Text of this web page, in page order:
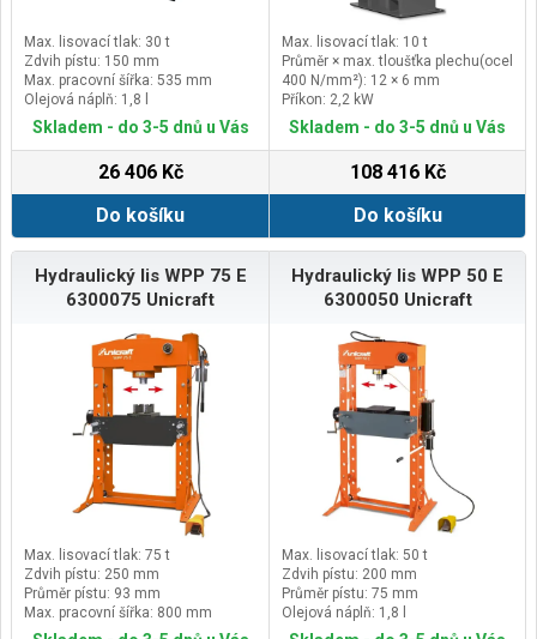
Max. lisovací tlak: 30 t
Zdvih pístu: 150 mm
Max. pracovní šířka: 535 mm
Olejová náplň: 1,8 l
Skladem - do 3-5 dnů u Vás
26 406 Kč
Do košíku
Max. lisovací tlak: 10 t
Průměr × max. tloušťka plechu(ocel
400 N/mm²): 12 × 6 mm
Příkon: 2,2 kW
Elektrické připojení: 400 V
Skladem - do 3-5 dnů u Vás
108 416 Kč
Do košíku
Hydraulický lis WPP 75 E
6300075 Unicraft
Max. lisovací tlak: 75 t
Zdvih pístu: 250 mm
Průměr pístu: 93 mm
Max. pracovní šířka: 800 mm
Hydraulický lis WPP 50 E
6300050 Unicraft
Max. lisovací tlak: 50 t
Zdvih pístu: 200 mm
Průměr pístu: 75 mm
Olejová náplň: 1,8 l